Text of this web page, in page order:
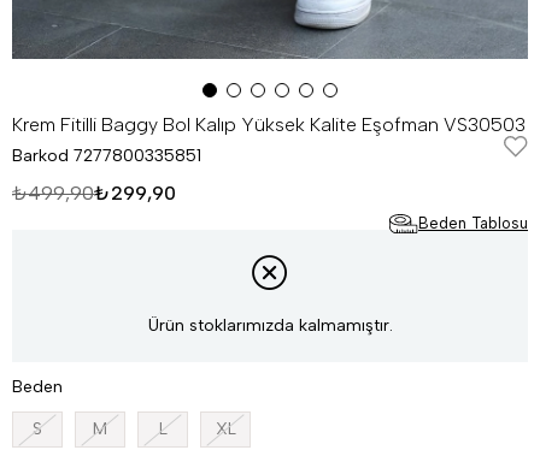
Krem Fitilli Baggy Bol Kalıp Yüksek Kalite Eşofman VS30503
Barkod 7277800335851
₺499,90₺299,90
Beden Tablosu
Ürün stoklarımızda kalmamıştır.
Beden
S M L XL